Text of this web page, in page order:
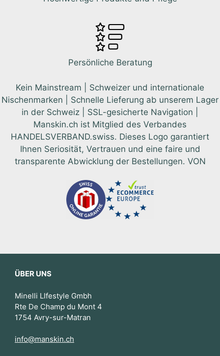
Persönliche Beratung
Kein Mainstream | Schweizer und internationale
Nischenmarken | Schnelle Lieferung ab unserem Lager
in der Schweiz | SSL-gesicherte Navigation |
Manskin.ch ist Mitglied des Verbandes
HANDELSVERBAND.swiss. Dieses Logo garantiert
Ihnen Seriosität, Vertrauen und eine faire und
transparente Abwicklung der Bestellungen. VON
ÜBER UNS
Minelli LIfestyle Gmbh
Rte De Champ du Mont 4
1754 Avry-sur-Matran
info@manskin.ch